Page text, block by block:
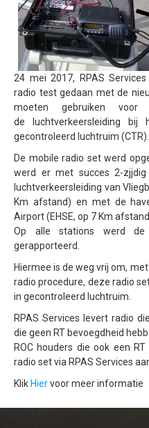
Systemen & Diensten
Vluchtuitvoering
Dataverwerking van
Vliegen in gecontroleerd
Detect and avoid - ADS-B
Testen Transponder
uAvionix EU Webshop
Training
Portfolio
Nieuws
Algemene Voorwaarden
24 mei 2017, RPAS
radio test gedaan met de
moeten gebruiken
de luchtverkeersleiding
gecontroleerd luchtruim (CTR).
De mobile radio set werd
werd er met succes 2-
luchtverkeersleiding van
Km afstand) en met de
Airport (EHSE, op 7 Km
Op alle stations werd
gerapporteerd.
Hiermee is de weg vrij om,
radio procedure, deze radio
in gecontroleerd luchtruim.
RPAS Services levert radio
die geen RT bevoegdheid
ROC houders die ook een
radio set via RPAS Services
KlikHiervoor meer informatie